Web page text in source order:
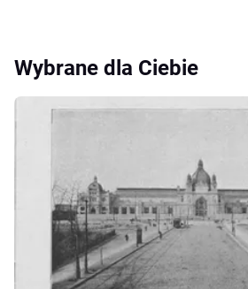
Wybrane dla Ciebie